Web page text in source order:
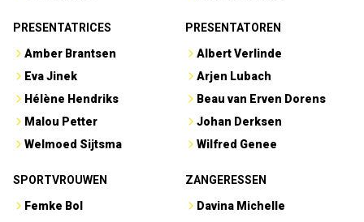
PRESENTATRICES
Amber Brantsen
Eva Jinek
Hélène Hendriks
Malou Petter
Welmoed Sijtsma
PRESENTATOREN
Albert Verlinde
Arjen Lubach
Beau van Erven Dorens
Johan Derksen
Wilfred Genee
SPORTVROUWEN
Femke Bol
ZANGERESSEN
Davina Michelle